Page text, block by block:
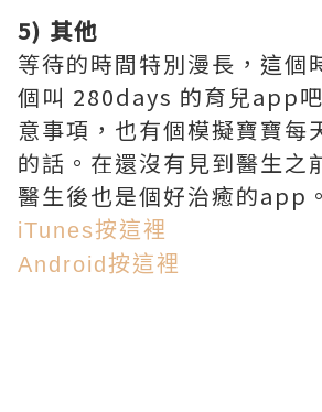
5) 其他
等待的時間特別漫長，這個
個叫 280days 的育兒app
意事項，也有個模擬寶寶每
的話。在還沒有見到醫生之
醫生後也是個好治癒的app。
iTunes按這裡
Android按這裡